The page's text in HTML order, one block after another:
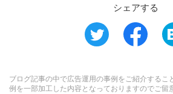
シェアする
ブログ記事の中で広告運用の事例をご紹介するこ
例を一部加工した内容となっておりますのでご留